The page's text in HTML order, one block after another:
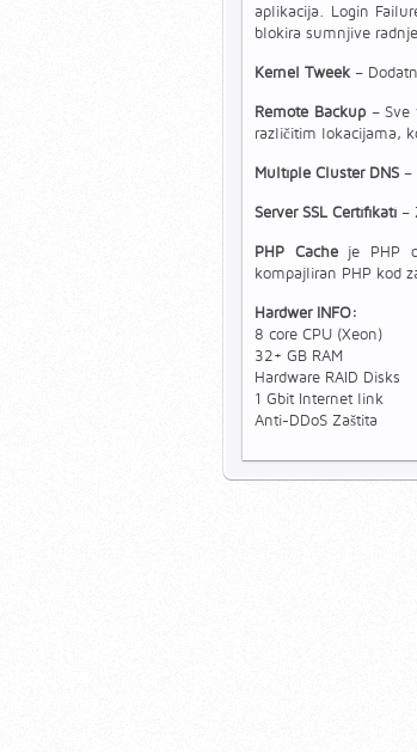
aplikacija. Login
blokira sumnjive radnje.
Kernel Tweek –
Remote Backup– Sve
različitim lokacijama,
Multiple Cluster DNS –
Server SSL Certifikati –
PHP Cacheje PHP
kompajliran PHP kod
Hardwer INFO:
8 core CPU (Xeon)
32+ GB RAM
Hardware RAID Disks
1 Gbit Internet link
Anti-DDoS Zaštita